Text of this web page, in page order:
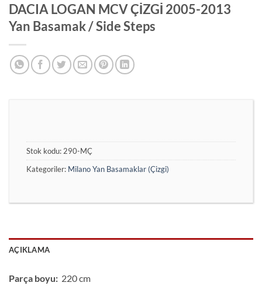
DACIA LOGAN MCV ÇİZGİ 2005-2013
Yan Basamak / Side Steps
Stok kodu: 290-MÇ
Kategoriler: Milano Yan Basamaklar (Çizgi)
AÇIKLAMA
Parça boyu: 220 cm